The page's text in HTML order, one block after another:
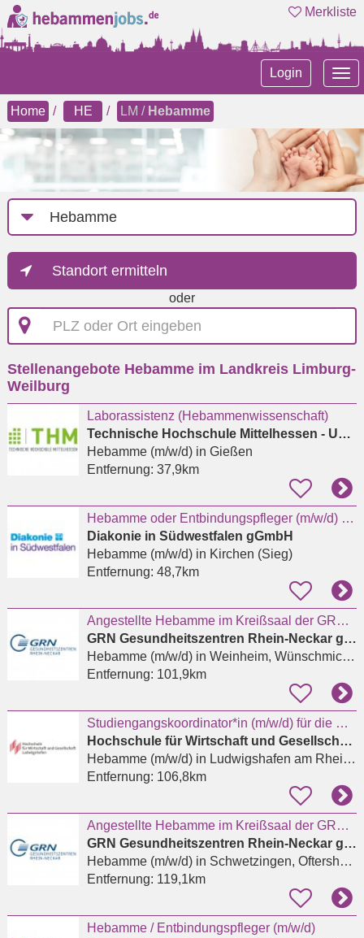
Merkliste
Login
Home HE LM / Hebamme
Job-
Kategorie
Standort ermitteln
oder
PLZ
oder
eingeben
Stellenangebote Hebamme im Landkreis Limburg-
Weilburg
Laborassistenz (Hebammenwissenschaft)
Technische Hochschule Mittelhessen - University of Applied Sciences - THM Business School
Hebamme (m/w/d)in Gießen
Entfernung: 37,9km
Hebamme oder Entbindungspfleger (m/w/d) für das Kreißsaal-Team in Kirchen
Diakonie in Südwestfalen gGmbH
Hebamme (m/w/d)in Kirchen (Sieg)
Entfernung: 48,7km
Angestellte Hebamme im Kreißsaal der GRN-Klinik Weinheim (m/w/d)
GRN Gesundheitszentren Rhein-Neckar gGmbH
Hebamme (m/w/d)in Weinheim, Wünschmichelbach
Entfernung: 101,9km
Studiengangskoordinator*in (m/w/d) für die Masterstudiengänge Hebammenwissenschaft
Hochschule für Wirtschaft und Gesellschaft Ludwigshafen
Hebamme (m/w/d)in Ludwigshafen am Rhein, West
Entfernung: 106,8km
Angestellte Hebamme im Kreißsaal der GRN-Klinik Weinheim (m/w/d)
GRN Gesundheitszentren Rhein-Neckar gGmbH
Hebamme (m/w/d)in Schwetzingen, Oftersheim
Entfernung: 119,1km
Hebamme / Entbindungspfleger (m/w/d)